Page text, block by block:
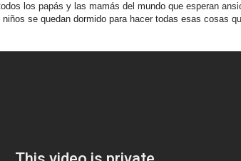
los papás y las mamás del mundo que esperan
se quedan dormido para hacer todas esas cosas